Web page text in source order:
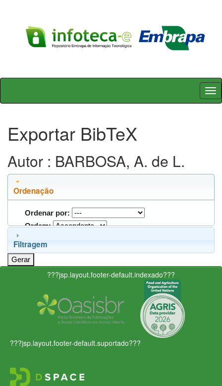
Skip
Exportar BibTeX
Autor : BARBOSA, A. de L.
Ordenação
Ordenar por:
Ordem:
Filtragem
???jsp.layout.footer-default.indexado???
???jsp.layout.footer-default.suportado???